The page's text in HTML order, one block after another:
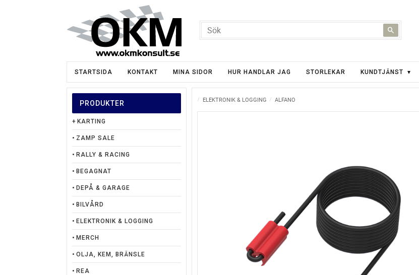
STARTSIDA KONTAKT MINA SIDOR HUR HANDLAR JAG STORLEKAR KUNDTJÄNST
ELEKTRONIK & LOGGING ALFANO
PRODUKTER
KARTING
ZAMP SALE
RALLY & RACING
BEGAGNAT
DEPÅ & GARAGE
BILVÅRD
ELEKTRONIK & LOGGING
MERCH
OLJA, KEM, BRÄNSLE
REA